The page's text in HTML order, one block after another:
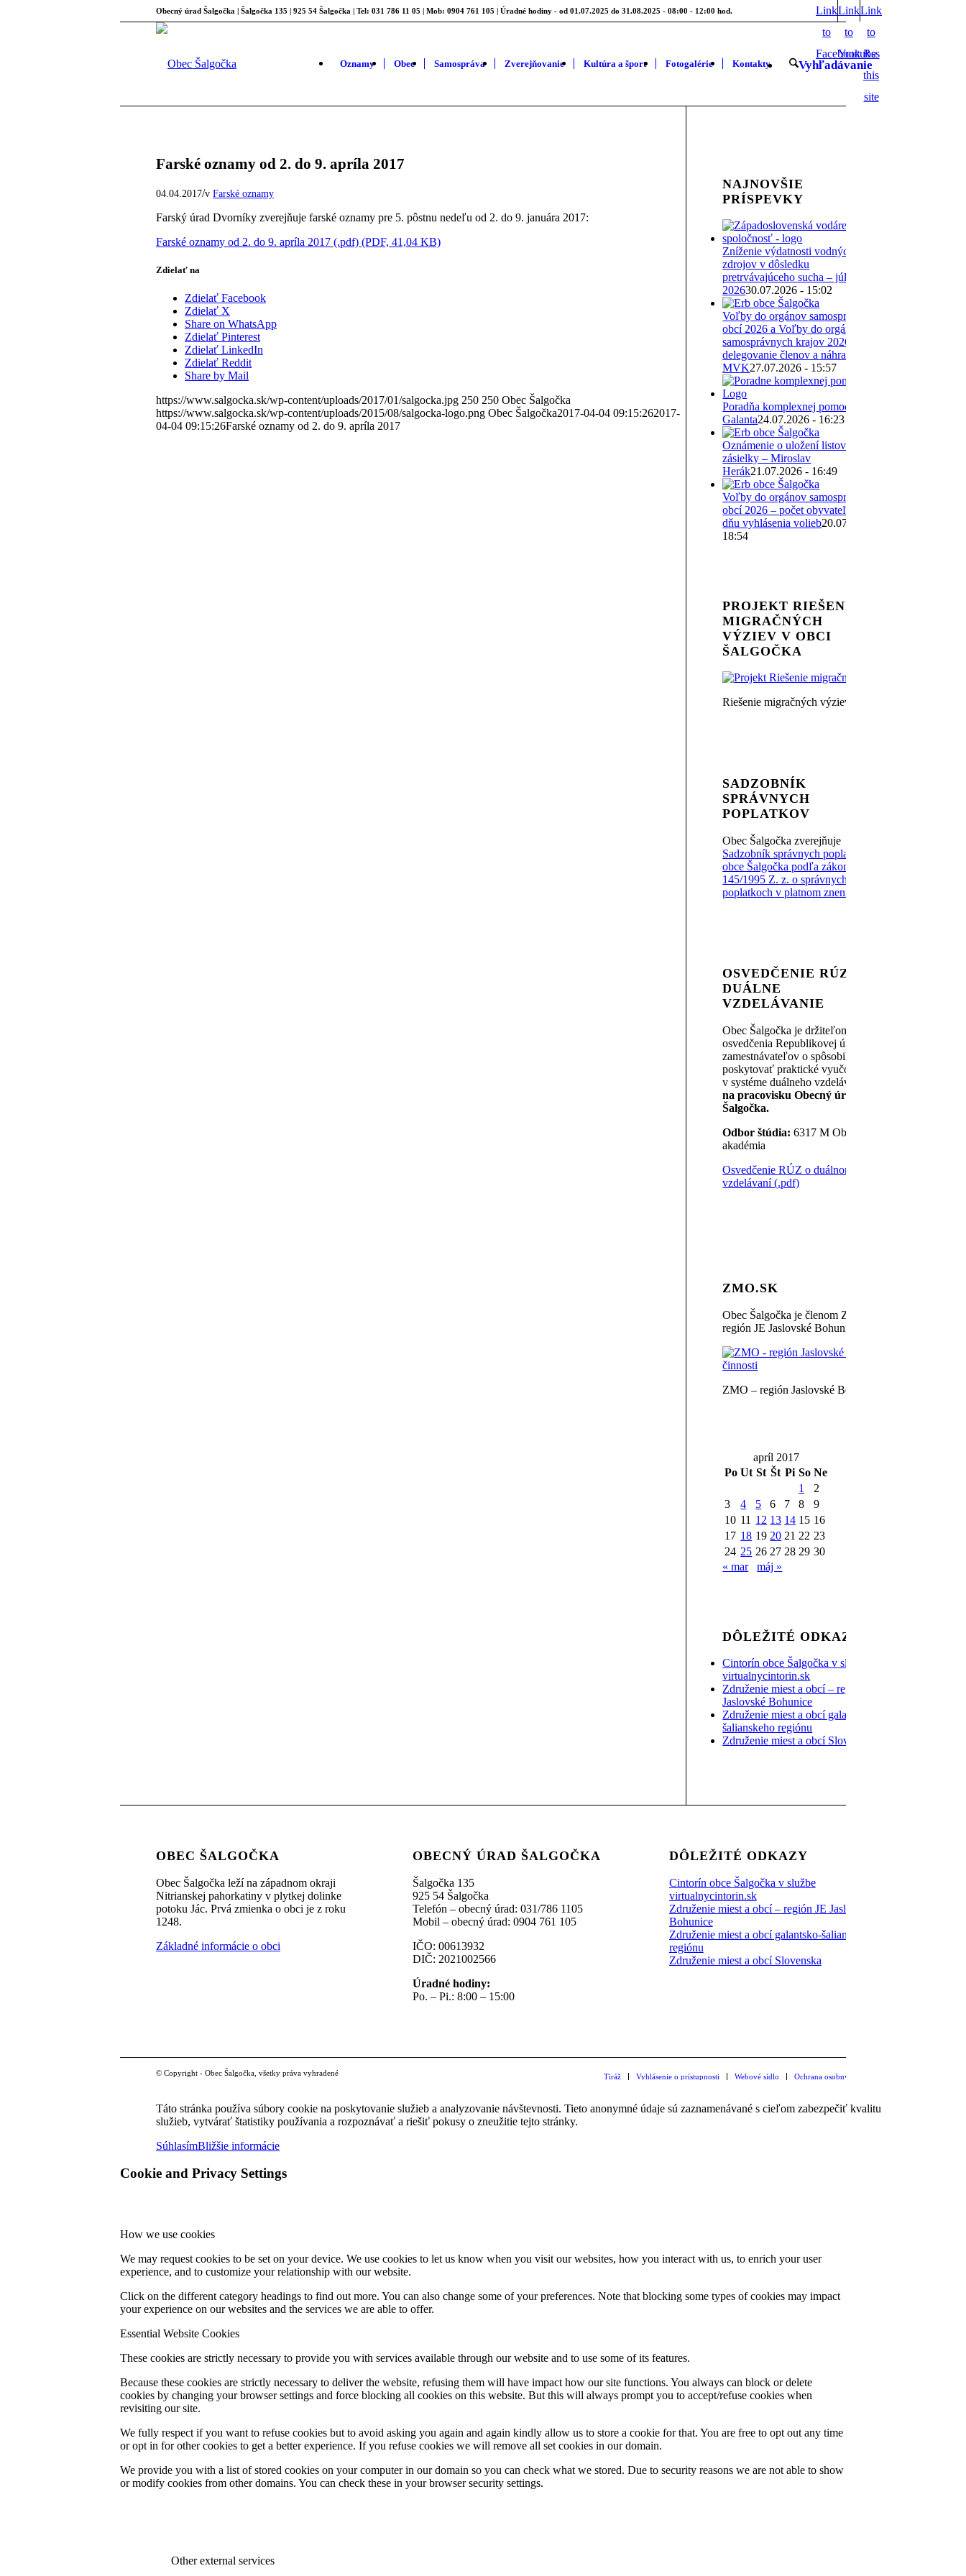
Link
to
Facebook
Link
to
Youtube
Link
to
Rss
this
site
Obecný úrad Šalgočka | Šalgočka 135 | 925 54 Šalgočka | Tel: 031 786 11 05 | Mob: 0904 761 105 | Úradné hodiny - od 01.07.2025 do 31.08.2025 - 08:00 - 12:00 hod.
Oznamy Obec Samospráva Zverejňovanie Kultúra a šport Fotogalérie Kontakty Vyhľadávanie
Farské oznamy od 2. do 9. apríla 2017
04.04.2017/v Farské oznamy
Farský úrad Dvorníky zverejňuje farské oznamy pre 5. pôstnu nedeľu od 2. do 9. januára 2017:
Farské oznamy od 2. do 9. apríla 2017 (.pdf) (PDF, 41,04 KB)
Zdielať na
Zdielať Facebook
Zdielať X
Share on WhatsApp
Zdielať Pinterest
Zdielať LinkedIn
Zdielať Reddit
Share by Mail
https://www.salgocka.sk/wp-content/uploads/2017/01/salgocka.jpg 250 250 Obec Šalgočka
https://www.salgocka.sk/wp-content/uploads/2015/08/salgocka-logo.png Obec Šalgočka2017-04-04 09:15:262017-
04-04 09:15:26Farské oznamy od 2. do 9. apríla 2017
NAJNOVŠIE
PRÍSPEVKY
Zníženie výdatnosti vodných
zdrojov v dôsledku
pretrvávajúceho sucha – júl
202630.07.2026 - 15:02
Voľby do orgánov samosprávy
obcí 2026 a Voľby do orgánov
samosprávnych krajov 2026 –
delegovanie členov a náhradníkov
MVK27.07.2026 - 15:57
Poradňa komplexnej pomoci
Galanta24.07.2026 - 16:23
Oznámenie o uložení listovej
zásielky – Miroslav
Herák21.07.2026 - 16:49
Voľby do orgánov samosprávy
obcí 2026 – počet obyvateľov ku
dňu vyhlásenia volieb20.07.2026 -
18:54
PROJEKT RIEŠENIE
MIGRAČNÝCH
VÝZIEV V OBCI
ŠALGOČKA
Riešenie migračných výziev v obci Šalgočka
SADZOBNÍK
SPRÁVNYCH
POPLATKOV
Obec Šalgočka zverejňuje
Sadzobník správnych poplatkov
obce Šalgočka podľa zákona č.
145/1995 Z. z. o správnych
poplatkoch v platnom znení (.pdf)
OSVEDČENIE RÚZ –
DUÁLNE
VZDELÁVANIE
Obec Šalgočka je držiteľom
osvedčenia Republikovej únie
zamestnávateľov o spôsobilosti
poskytovať praktické vyučovanie
v systéme duálneho vzdelávania
na pracovisku Obecný úrad
Šalgočka.
Odbor štúdia: 6317 M Obchodná
akadémia
Osvedčenie RÚZ o duálnom
vzdelávaní (.pdf)
ZMO.SK
Obec Šalgočka je členom ZMO,
región JE Jaslovské Bohunice.
ZMO – región Jaslovské Bohunice
apríl 2017
Po Ut St Št Pi So Ne
1
2
3
4 5 6 7 8
9
10 11 12 13 14 15 16
17 18 19 20 21 22 23
24 25 26 27 28 29 30
« mar
máj »
DÔLEŽITÉ ODKAZY
Cintorín obce Šalgočka v službe
virtualnycintorin.sk
Združenie miest a obcí – región JE
Jaslovské Bohunice
Združenie miest a obcí galantsko-
šalianskeho regiónu
Združenie miest a obcí Slovenska
OBEC ŠALGOČKA
Obec Šalgočka leží na západnom okraji
Nitrianskej pahorkatiny v plytkej dolinke
potoku Jác. Prvá zmienka o obci je z roku
1248.
Základné informácie o obci
OBECNÝ ÚRAD ŠALGOČKA
Šalgočka 135
925 54 Šalgočka
Telefón – obecný úrad: 031/786 1105
Mobil – obecný úrad: 0904 761 105
IČO: 00613932
DIČ: 2021002566
Úradné hodiny:
Po. – Pi.: 8:00 – 15:00
DÔLEŽITÉ ODKAZY
Cintorín obce Šalgočka v službe
virtualnycintorin.sk
Združenie miest a obcí – región JE Jaslovské
Bohunice
Združenie miest a obcí galantsko-šalianskeho
regiónu
Združenie miest a obcí Slovenska
© Copyright - Obec Šalgočka, všetky práva vyhradené Tiráž Vyhlásenie o prístupnosti Webové sídlo Ochrana osobných údajov
Táto stránka používa súbory cookie na poskytovanie služieb a analyzovanie návštevnosti. Tieto anonymné údaje sú zaznamenávané s cieľom zabezpečiť kvalitu
služieb, vytvárať štatistiky používania a rozpoznávať a riešiť pokusy o zneužitie tejto stránky.
SúhlasímBližšie informácie
Cookie and Privacy Settings
How we use cookies
We may request cookies to be set on your device. We use cookies to let us know when you visit our websites, how you interact with us, to enrich your user
experience, and to customize your relationship with our website.
Click on the different category headings to find out more. You can also change some of your preferences. Note that blocking some types of cookies may impact
your experience on our websites and the services we are able to offer.
Essential Website Cookies
These cookies are strictly necessary to provide you with services available through our website and to use some of its features.
Because these cookies are strictly necessary to deliver the website, refusing them will have impact how our site functions. You always can block or delete
cookies by changing your browser settings and force blocking all cookies on this website. But this will always prompt you to accept/refuse cookies when
revisiting our site.
We fully respect if you want to refuse cookies but to avoid asking you again and again kindly allow us to store a cookie for that. You are free to opt out any time
or opt in for other cookies to get a better experience. If you refuse cookies we will remove all set cookies in our domain.
We provide you with a list of stored cookies on your computer in our domain so you can check what we stored. Due to security reasons we are not able to show
or modify cookies from other domains. You can check these in your browser security settings.
Other external services